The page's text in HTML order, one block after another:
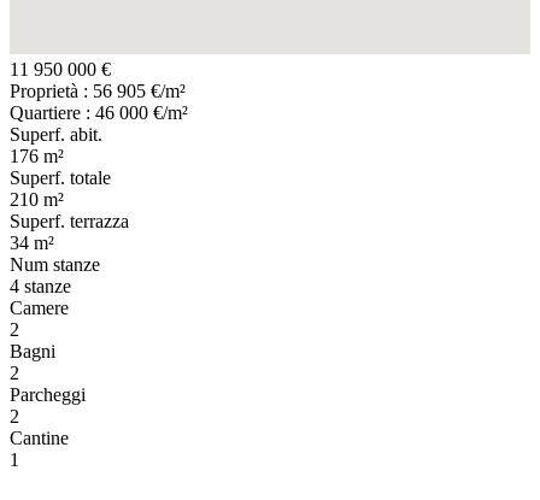
11 950 000 €
Proprietà : 56 905 €/m²
Quartiere : 46 000 €/m²
Superf. abit.
176 m²
Superf. totale
210 m²
Superf. terrazza
34 m²
Num stanze
4 stanze
Camere
2
Bagni
2
Parcheggi
2
Cantine
1